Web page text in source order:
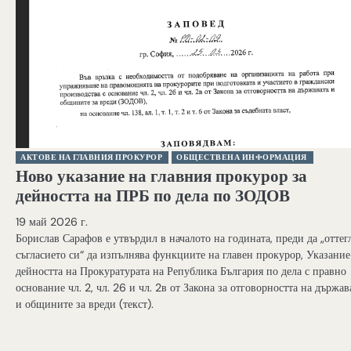
АКТОВЕ НА ГЛАВНИЯ ПРОКУРОР ОБЩЕСТВЕНА ИНФОРМАЦИЯ
Ново указание на главния прокурор за
дейността на ПРБ по дела по ЗОДОВ
19 май 2026 г.
Борислав Сарафов е утвърдил в началото на годината, преди да
съгласието си“ да изпълнява функциите на главен прокурор,
дейността на Прокуратурата на Република България по дела с правно
основание чл. 2, чл. 26 и чл. 2в от Закона за отговорността на
и общините за вреди (текст).